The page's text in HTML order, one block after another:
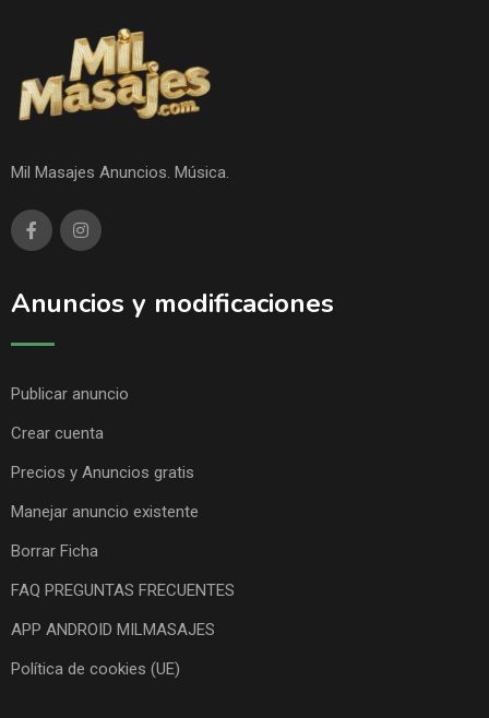
Mil Masajes Anuncios. Música.
Anuncios y modificaciones
Publicar anuncio
Crear cuenta
Precios y Anuncios gratis
Manejar anuncio existente
Borrar Ficha
FAQ PREGUNTAS FRECUENTES
APP ANDROID MILMASAJES
Política de cookies (UE)